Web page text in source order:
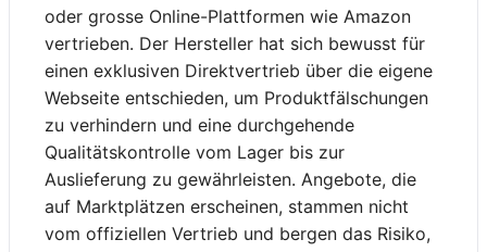
oder grosse Online-Plattformen wie Amazon
vertrieben. Der Hersteller hat sich bewusst für
einen exklusiven Direktvertrieb über die eigene
Webseite entschieden, um Produktfälschungen
zu verhindern und eine durchgehende
Qualitätskontrolle vom Lager bis zur
Auslieferung zu gewährleisten. Angebote, die
auf Marktplätzen erscheinen, stammen nicht
vom offiziellen Vertrieb und bergen das Risiko,